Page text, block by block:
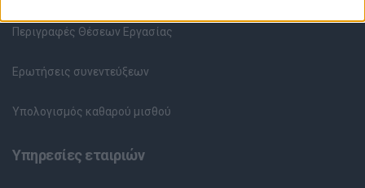
Περιγραφές Θέσεων Εργασίας
Ερωτήσεις συνεντεύξεων
Υπολογισμός καθαρού μισθού
Υπηρεσίες εταιριών